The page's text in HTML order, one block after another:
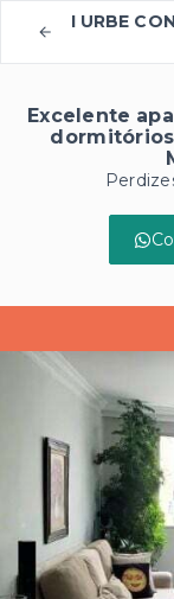
I URBE
Excelente